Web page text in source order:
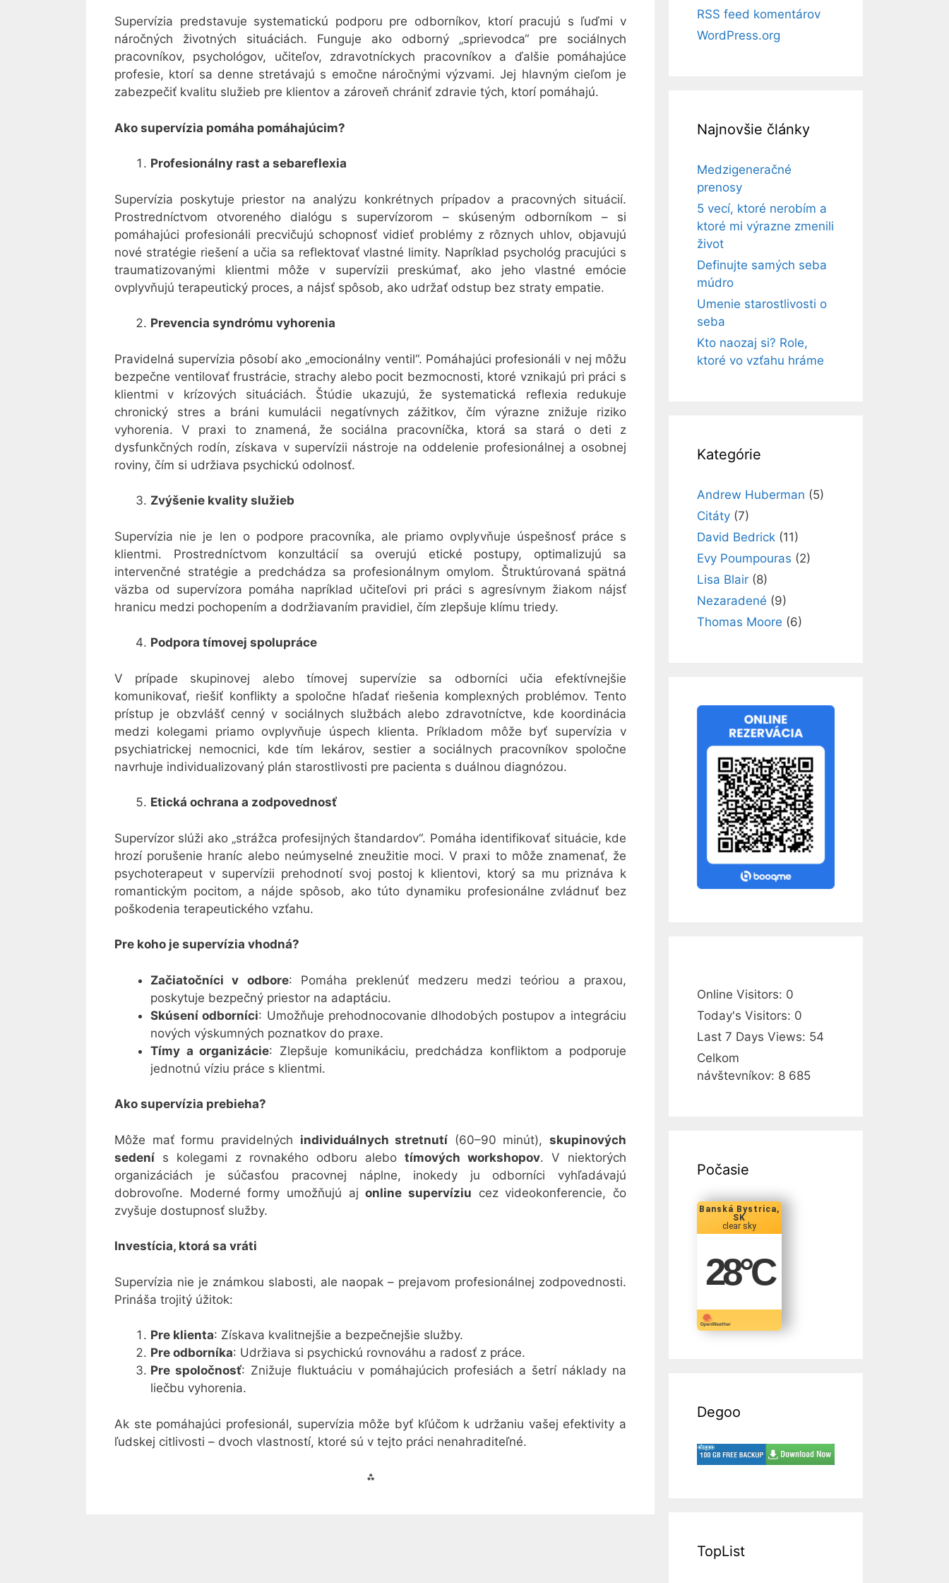
Supervízia predstavuje systematickú podporu pre odborníkov, ktorí pracujú s ľuďmi v
náročných životných situáciách. Funguje ako odborný „sprievodca“ pre sociálnych
pracovníkov, psychológov, učiteľov, zdravotníckych pracovníkov a ďalšie pomáhajúce
profesie, ktorí sa denne stretávajú s emočne náročnými výzvami. Jej hlavným cieľom je
zabezpečiť kvalitu služieb pre klientov a zároveň chrániť zdravie tých, ktorí pomáhajú.
Ako supervízia pomáha pomáhajúcim?
Profesionálny rast a sebareflexia
Supervízia poskytuje priestor na analýzu konkrétnych prípadov a pracovných situácií.
Prostredníctvom otvoreného dialógu s supervízorom – skúseným odborníkom – si
pomáhajúci profesionáli precvičujú schopnosť vidieť problémy z rôznych uhlov, objavujú
nové stratégie riešení a učia sa reflektovať vlastné limity. Napríklad psychológ pracujúci s
traumatizovanými klientmi môže v supervízii preskúmať, ako jeho vlastné emócie
ovplyvňujú terapeutický proces, a nájsť spôsob, ako udržať odstup bez straty empatie.
Prevencia syndrómu vyhorenia
Pravidelná supervízia pôsobí ako „emocionálny ventil“. Pomáhajúci profesionáli v nej môžu
bezpečne ventilovať frustrácie, strachy alebo pocit bezmocnosti, ktoré vznikajú pri práci s
klientmi v krízových situáciách. Štúdie ukazujú, že systematická reflexia redukuje
chronický stres a bráni kumulácii negatívnych zážitkov, čím výrazne znižuje riziko
vyhorenia. V praxi to znamená, že sociálna pracovníčka, ktorá sa stará o deti z
dysfunkčných rodín, získava v supervízii nástroje na oddelenie profesionálnej a osobnej
roviny, čím si udržiava psychickú odolnosť.
Zvýšenie kvality služieb
Supervízia nie je len o podpore pracovníka, ale priamo ovplyvňuje úspešnosť práce s
klientmi. Prostredníctvom konzultácií sa overujú etické postupy, optimalizujú sa
intervenčné stratégie a predchádza sa profesionálnym omylom. Štruktúrovaná spätná
väzba od supervízora pomáha napríklad učiteľovi pri práci s agresívnym žiakom nájsť
hranicu medzi pochopením a dodržiavaním pravidiel, čím zlepšuje klímu triedy.
Podpora tímovej spolupráce
V prípade skupinovej alebo tímovej supervízie sa odborníci učia efektívnejšie
komunikovať, riešiť konflikty a spoločne hľadať riešenia komplexných problémov. Tento
prístup je obzvlášť cenný v sociálnych službách alebo zdravotníctve, kde koordinácia
medzi kolegami priamo ovplyvňuje úspech klienta. Príkladom môže byť supervízia v
psychiatrickej nemocnici, kde tím lekárov, sestier a sociálnych pracovníkov spoločne
navrhuje individualizovaný plán starostlivosti pre pacienta s duálnou diagnózou.
Etická ochrana a zodpovednosť
Supervízor slúži ako „strážca profesijných štandardov“. Pomáha identifikovať situácie, kde
hrozí porušenie hraníc alebo neúmyselné zneužitie moci. V praxi to môže znamenať, že
psychoterapeut v supervízii prehodnotí svoj postoj k klientovi, ktorý sa mu priznáva k
romantickým pocitom, a nájde spôsob, ako túto dynamiku profesionálne zvládnuť bez
poškodenia terapeutického vzťahu.
Pre koho je supervízia vhodná?
Začiatočníci v odbore: Pomáha preklenúť medzeru medzi teóriou a praxou,
poskytuje bezpečný priestor na adaptáciu.
Skúsení odborníci: Umožňuje prehodnocovanie dlhodobých postupov a integráciu
nových výskumných poznatkov do praxe.
Tímy a organizácie: Zlepšuje komunikáciu, predchádza konfliktom a podporuje
jednotnú víziu práce s klientmi.
Ako supervízia prebieha?
Môže mať formu pravidelných individuálnych stretnutí (60–90 minút), skupinových
sedení s kolegami z rovnakého odboru alebo tímových workshopov. V niektorých
organizáciách je súčasťou pracovnej náplne, inokedy ju odborníci vyhľadávajú
dobrovoľne. Moderné formy umožňujú ajonline supervíziu cez videokonferencie, čo
zvyšuje dostupnosť služby.
Investícia, ktorá sa vráti
Supervízia nie je známkou slabosti, ale naopak – prejavom profesionálnej zodpovednosti.
Prináša trojitý úžitok:
Pre klienta: Získava kvalitnejšie a bezpečnejšie služby.
Pre odborníka: Udržiava si psychickú rovnováhu a radosť z práce.
Pre spoločnosť: Znižuje fluktuáciu v pomáhajúcich profesiách a šetrí náklady na
liečbu vyhorenia.
Ak ste pomáhajúci profesionál, supervízia môže byť kľúčom k udržaniu vašej efektivity a
ľudskej citlivosti – dvoch vlastností, ktoré sú v tejto práci nenahraditeľné.
⁂
RSS feed komentárov
WordPress.org
Najnovšie články
Medzigeneračné
prenosy
5 vecí, ktoré nerobím a
ktoré mi výrazne zmenili
život
Definujte samých seba
múdro
Umenie starostlivosti o
seba
Kto naozaj si? Role,
ktoré vo vzťahu hráme
Kategórie
Andrew Huberman (5)
Citáty (7)
David Bedrick (11)
Evy Poumpouras (2)
Lisa Blair (8)
Nezaradené (9)
Thomas Moore (6)
Online Visitors: 0
Today's Visitors: 0
Last 7 Days Views: 54
Celkom
návštevníkov: 8 685
Počasie
Banská Bystrica,
SK
clear sky
28°C
Degoo
TopList